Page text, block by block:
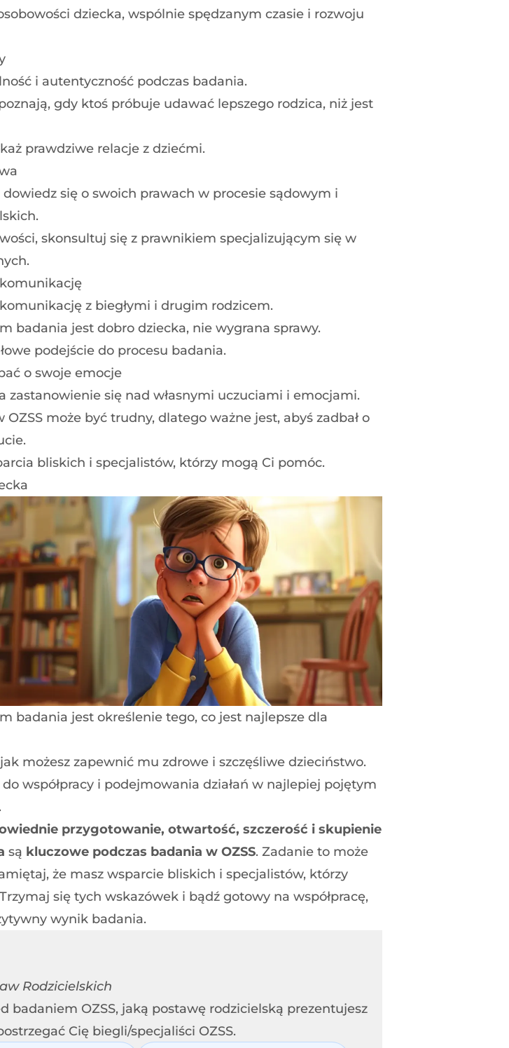
dziecka, wspólnie spędzanym czasie i rozwoju
i autentyczność podczas badania.
gdy ktoś próbuje udawać lepszego rodzica, niż jest
prawdziwe relacje z dziećmi.
się o swoich prawach w procesie sądowym i
skonsultuj się z prawnikiem specjalizującym się w
z biegłymi i drugim rodzicem.
badania jest dobro dziecka, nie wygrana sprawy.
podejście do procesu badania.
o swoje emocje
zastanowienie się nad własnymi uczuciami i emocjami.
OZSS może być trudny, dlatego ważne jest, abyś zadbał o
bliskich i specjalistów, którzy mogą Ci pomóc.
badania jest określenie tego, co jest najlepsze dla
możesz zapewnić mu zdrowe i szczęśliwe dzieciństwo.
współpracy i podejmowania działań w najlepiej pojętym
przygotowanie, otwartość, szczerość i skupienie
są kluczowe podczas badania w OZSS. Zadanie to może
że masz wsparcie bliskich i specjalistów, którzy
się tych wskazówek i bądź gotowy na współpracę,
wynik badania.
Rodzicielskich
badaniem OZSS, jaką postawę rodzicielską prezentujesz
Cię biegli/specjaliści OZSS.